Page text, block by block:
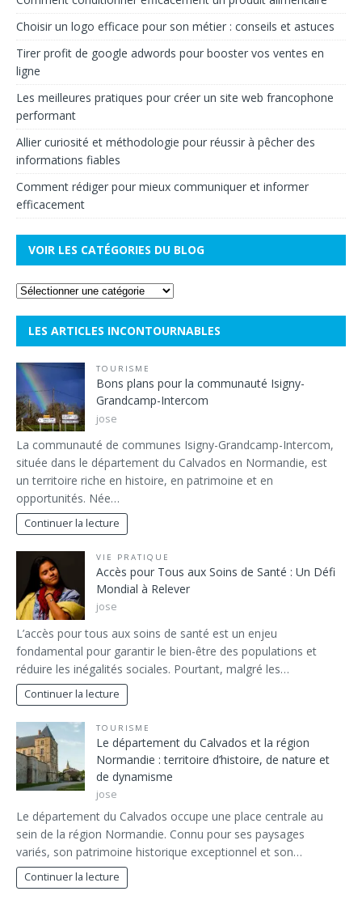
Choisir un logo efficace pour son métier : conseils et astuces
Tirer profit de google adwords pour booster vos ventes en
ligne
Les meilleures pratiques pour créer un site web francophone
performant
Allier curiosité et méthodologie pour réussir à pêcher des
informations fiables
Comment rédiger pour mieux communiquer et informer
efficacement
VOIR LES CATÉGORIES DU BLOG
LES ARTICLES INCONTOURNABLES
TOURISME
Bons plans pour la communauté Isigny-
Grandcamp-Intercom
jose
La communauté de communes Isigny-Grandcamp-Intercom,
située dans le département du Calvados en Normandie, est
un territoire riche en histoire, en patrimoine et en
opportunités. Née…
Continuer la lecture
VIE PRATIQUE
Accès pour Tous aux Soins de Santé : Un Défi
Mondial à Relever
jose
L’accès pour tous aux soins de santé est un enjeu
fondamental pour garantir le bien-être des populations et
réduire les inégalités sociales. Pourtant, malgré les…
Continuer la lecture
TOURISME
Le département du Calvados et la région
Normandie : territoire d’histoire, de nature et
de dynamisme
jose
Le département du Calvados occupe une place centrale au
sein de la région Normandie. Connu pour ses paysages
variés, son patrimoine historique exceptionnel et son…
Continuer la lecture